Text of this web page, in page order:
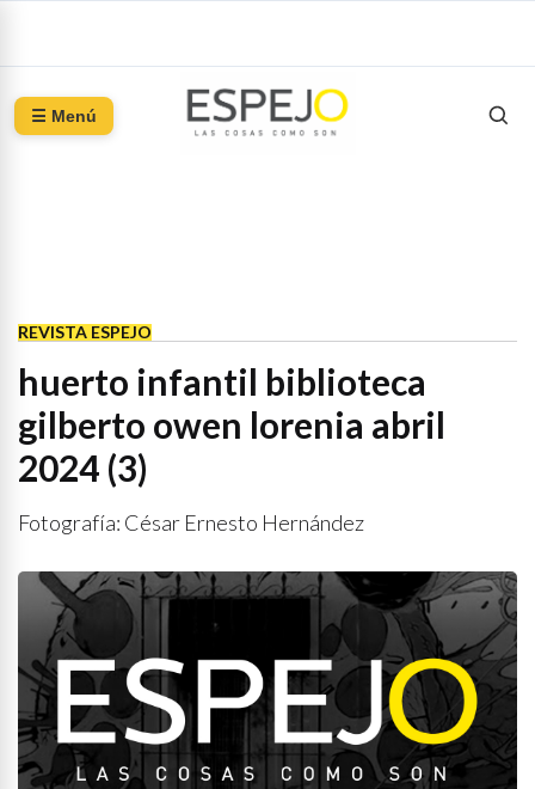
☰ Menú
REVISTA ESPEJO
huerto infantil biblioteca
gilberto owen lorenia abril
2024 (3)
Fotografía: César Ernesto Hernández